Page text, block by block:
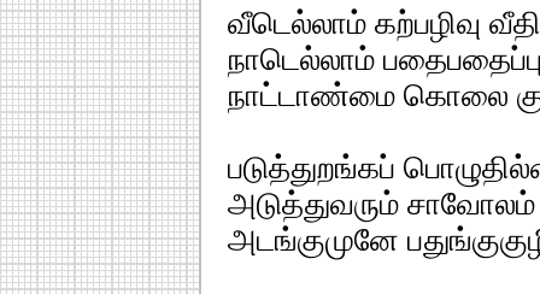
வீடெல்லாம் கற்பழிவு
நாடெல்லாம்
நாட்டாண்மை கொலை
படுத்துறங்கப்
அடுத்துவரும் சாவோலம்
அடங்குமுனே